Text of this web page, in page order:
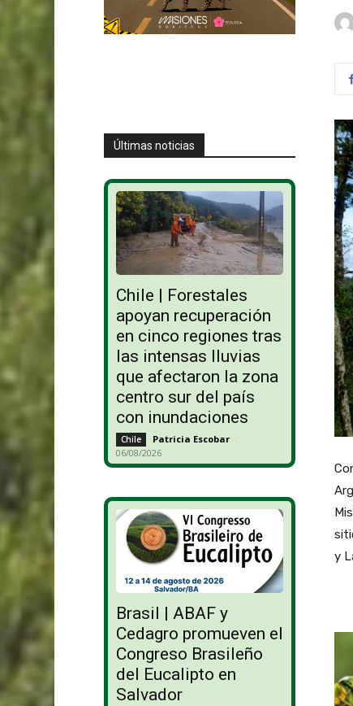
Últimas noticias
Chile | Forestales
apoyan recuperación
en cinco regiones tras
las intensas lluvias
que afectaron la zona
centro sur del país
con inundaciones
Chile Patricia Escobar -
06/08/2026
Brasil | ABAF y
Cedagro promueven el
Congreso Brasileño
del Eucalipto en
Salvador
y